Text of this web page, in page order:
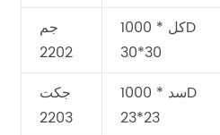
جم
2202
كل * 1000D
30*30
جكت
2203
سد * 1000D
23*23